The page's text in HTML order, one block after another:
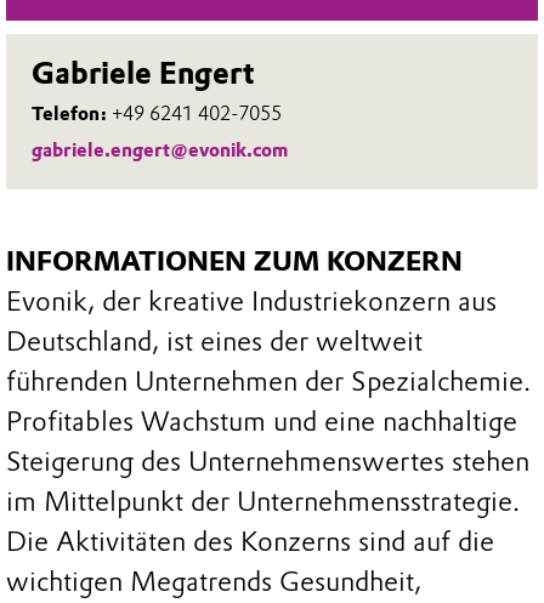
Gabriele Engert
Telefon: +49 6241 402-7055
gabriele.engert@evonik.com
INFORMATIONEN ZUM KONZERN
Evonik, der kreative Industriekonzern aus
Deutschland, ist eines der weltweit
führenden Unternehmen der Spezialchemie.
Profitables Wachstum und eine nachhaltige
Steigerung des Unternehmenswertes stehen
im Mittelpunkt der Unternehmensstrategie.
Die Aktivitäten des Konzerns sind auf die
wichtigen Megatrends Gesundheit,